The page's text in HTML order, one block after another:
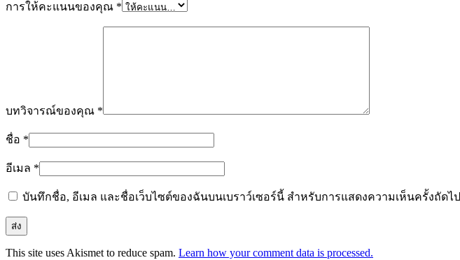
การให้คะแนนของคุณ *
บทวิจารณ์ของคุณ *
ชื่อ *
อีเมล *
บันทึกชื่อ, อีเมล และชื่อเว็บไซต์ของฉันบนเบราว์เซอร์นี้ สำหรับการแสดงความเห็นครั้งถัดไป
This site uses Akismet to reduce spam. Learn how your comment data is processed.